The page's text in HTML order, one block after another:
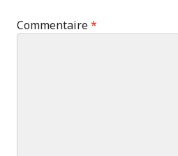
Commentaire*